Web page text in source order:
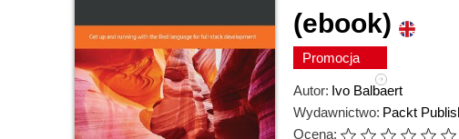
(ebook)
Promocja
Autor: Ivo Balbaert
Wydawnictwo: Packt
Ocena: